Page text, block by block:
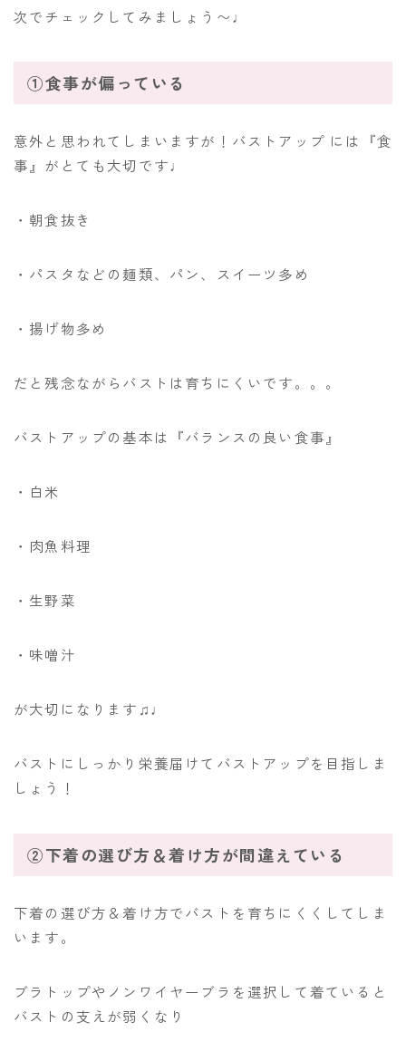
次でチェックしてみましょう〜♩
①食事が偏っている
意外と思われてしまいますが！バストアップ には『食
事』がとても大切です♩
・朝食抜き
・パスタなどの麺類、パン、スイーツ多め
・揚げ物多め
だと残念ながらバストは育ちにくいです。。。
バストアップの基本は『バランスの良い食事』
・白米
・肉魚料理
・生野菜
・味噌汁
が大切になります♫♩
バストにしっかり栄養届けてバストアップを目指しま
しょう！
②下着の選び方＆着け方が間違えている
下着の選び方＆着け方でバストを育ちにくくしてしま
います。
ブラトップやノンワイヤーブラを選択して着ていると
バストの支えが弱くなり